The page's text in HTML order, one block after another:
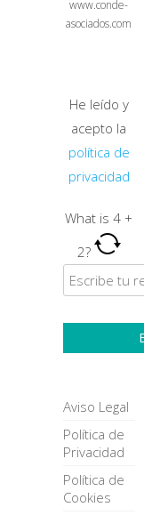
www.conde-
asociados.com
He leído y
acepto la
política de
privacidad
What is4 +
2?
Aviso Legal
Política de
Privacidad
Política de
Cookies